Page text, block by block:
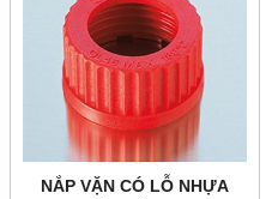
NẮP VẶN CÓ LỖ NHỰA